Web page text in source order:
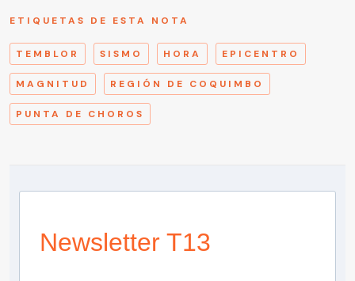
ETIQUETAS DE ESTA NOTA
TEMBLOR SISMO HORA EPICENTRO
MAGNITUD REGIÓN DE COQUIMBO
PUNTA DE CHOROS
Newsletter T13